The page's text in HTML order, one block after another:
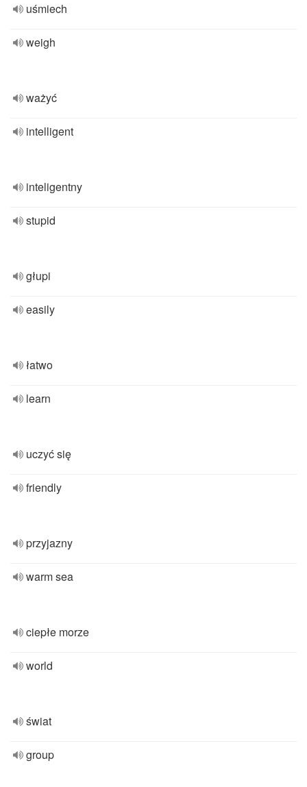
uśmiech
weigh
ważyć
intelligent
inteligentny
stupid
głupi
easily
łatwo
learn
uczyć się
friendly
przyjazny
warm sea
ciepłe morze
world
świat
group